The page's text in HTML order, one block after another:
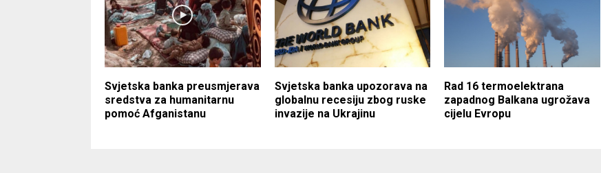
Svjetska banka preusmjerava
sredstva za humanitarnu
pomoć Afganistanu
Svjetska banka upozorava na
globalnu recesiju zbog ruske
invazije na Ukrajinu
Rad 16 termoelektrana
zapadnog Balkana ugrožava
cijelu Evropu